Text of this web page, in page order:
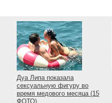
Дуа Липа показала
сексуальную фигуру во
время медового месяца (15
ФОТО)